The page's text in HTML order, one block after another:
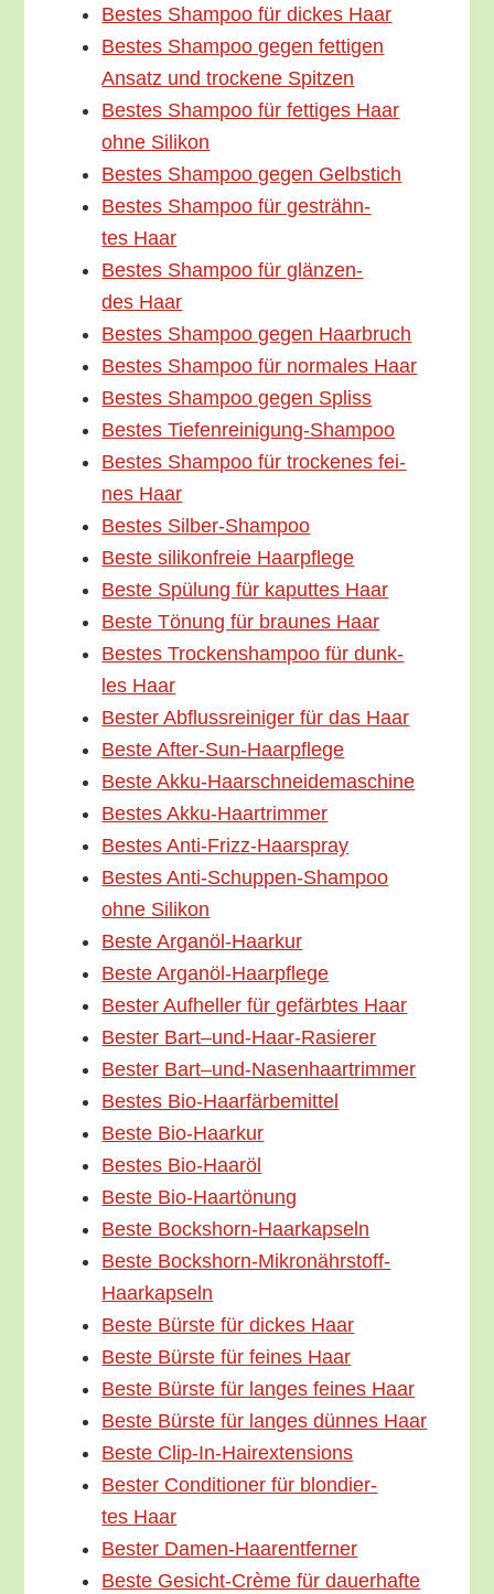
Bes­tes Sham­poo für dickes Haar
Bes­tes Sham­poo gegen fet­ti­gen
Ansatz und tro­cke­ne Spitzen
Bes­tes Sham­poo für fet­ti­ges Haar
ohne Silikon
Bes­tes Sham­poo gegen Gelbstich
Bes­tes Sham­poo für gesträhn­
tes Haar
Bes­tes Sham­poo für glän­zen­
des Haar
Bes­tes Sham­poo gegen Haarbruch
Bes­tes Sham­poo für nor­ma­les Haar
Bes­tes Sham­poo gegen Spliss
Bes­tes Tiefenreinigung-Shampoo
Bes­tes Sham­poo für tro­cke­nes fei­
nes Haar
Bes­tes Silber-Shampoo
Bes­te sili­kon­freie Haarpflege
Bes­te Spü­lung für kaput­tes Haar
Bes­te Tönung für brau­nes Haar
Bes­tes Tro­cken­sham­poo für dunk­
les Haar
Bes­ter Abfluss­rei­ni­ger für das Haar
Bes­te After-Sun-Haarpflege
Bes­te Akku-Haarschneidemaschine
Bes­tes Akku-Haartrimmer
Bes­tes Anti-Frizz-Haarspray
Bes­tes Anti-Schup­­pen-Sham­­poo
ohne Silikon
Bes­te Arganöl-Haarkur
Bes­te Arganöl-Haarpflege
Bes­ter Auf­hel­ler für gefärb­tes Haar
Bes­ter Bart–und-Haar-Rasierer
Bes­ter Bart–und-Nasenhaartrimmer
Bes­tes Bio-Haarfärbemittel
Bes­te Bio-Haarkur
Bes­tes Bio-Haaröl
Bes­te Bio-Haartönung
Bes­te Bockshorn-Haarkapseln
Bes­te Bockshorn-Mikronährstoff-
Haarkapseln
Bes­te Bürs­te für dickes Haar
Bes­te Bürs­te für fei­nes Haar
Bes­te Bürs­te für lan­ges fei­nes Haar
Bes­te Bürs­te für lan­ges dün­nes Haar
Bes­te Clip-In-Hairextensions
Bes­ter Con­di­tio­ner für blon­dier­
tes Haar
Bes­ter Damen-Haarentferner
Bes­te Gesicht-Crè­­­me für dau­er­haf­te